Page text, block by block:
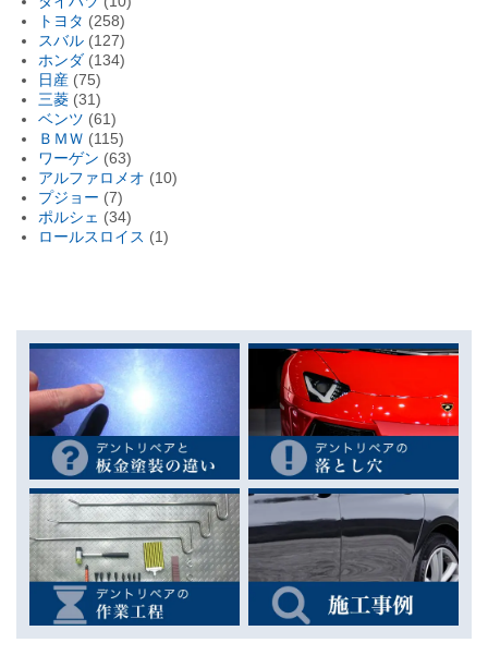
トヨタ (258)
スバル (127)
ホンダ (134)
日産 (75)
三菱 (31)
ベンツ (61)
ＢＭＷ (115)
ワーゲン (63)
アルファロメオ (10)
プジョー (7)
ポルシェ (34)
ロールスロイス (1)